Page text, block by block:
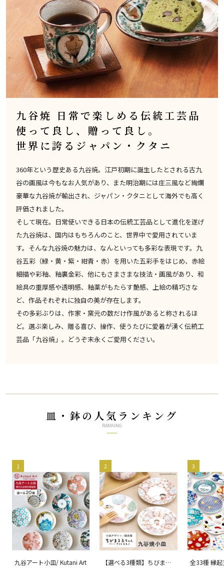
九谷焼 日常で楽しめる伝統工芸品
使って良し、贈って良し。
世界に誇るジャパン・クタニ
360年という歴史ある九谷焼。江戸初期に誕生したとされる古九
谷の画風は今もなお人気があり、また明治期には庄三風など絢爛
豪華な九谷焼が輸出され、ジャパン・クタニとして海外でも高く
評価されました。
そして現在。日常使いできる日本の伝統工芸品として進化を遂げ
た九谷焼は、国内はもちろんのこと、世界中で愛用されていま
す。そんな九谷焼の魅力は、なんといっても多彩な表現です。九
谷五彩（緑・黄・紫・紺青・赤）を用いた五彩手をはじめ、赤絵
細描や彩釉、釉裏金彩、他にもさまさまな技法・画風があり、和
絵具の重厚感や透明感、釉薬がもたらす艶感、上絵の精巧さな
ど、作品それぞれに独自の美が存在します。
その多彩ぶりは、作家・窯元の数だけ作風があると称されるほ
ど。選ぶ楽しみ、贈る喜び、操作、使うたびに愛着が湧く伝統工
芸品「九谷焼」。どうぞ末永くご愛用ください。
皿・鉢の人気ランキング
RANKING
1
九谷アート小皿/ Kutani Art
2
【選べる3種類】ちびまる
3
全33種 縁